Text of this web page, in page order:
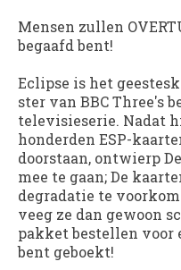
Mensen zullen
begaafd bent!
Eclipse is het
ster van BBC Three's
televisieserie. Nadat
honderden ESP-
doorstaan, ontwierp
mee te gaan; De
degradatie te
veeg ze dan gewoon
pakket bestellen voor
bent geboekt!